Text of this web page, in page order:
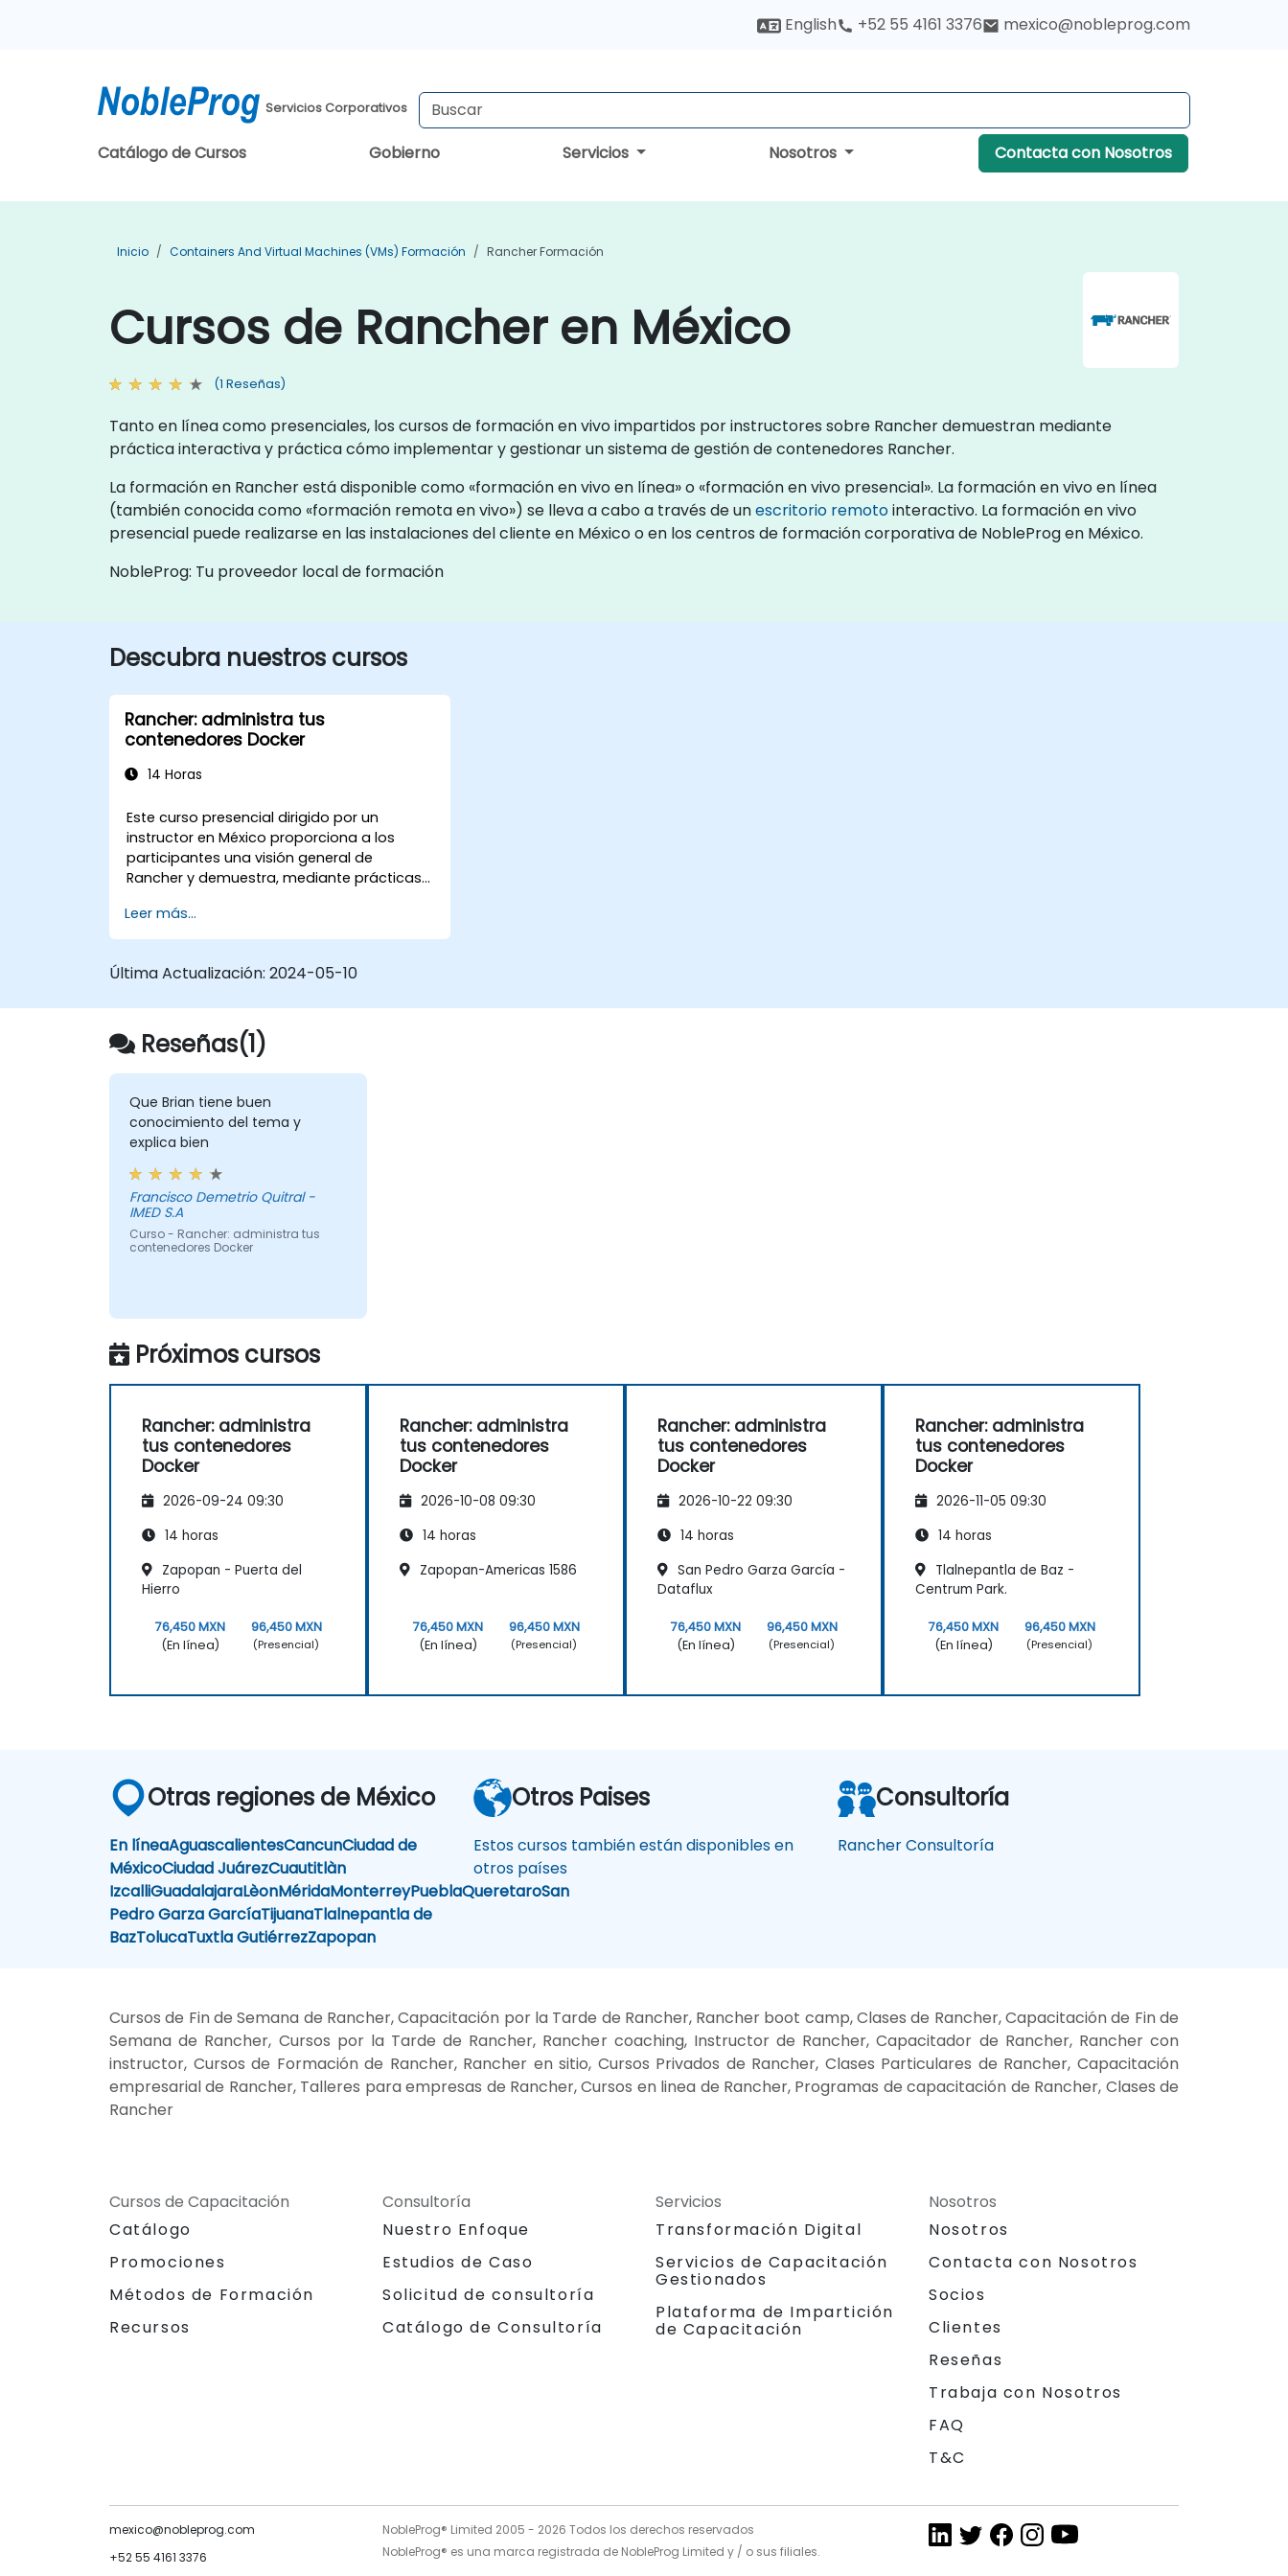
English +52 55 4161 3376 mexico@nobleprog.com
Servicios Corporativos
Catálogo de Cursos Gobierno Servicios Nosotros Contacta con Nosotros
Inicio Containers And Virtual Machines (VMs) Formación Rancher Formación
Cursos de Rancher en México
(1 Reseñas)
Tanto en línea como presenciales, los cursos de formación en vivo impartidos por instructores sobre Rancher demuestran mediante
práctica interactiva y práctica cómo implementar y gestionar un sistema de gestión de contenedores Rancher.
La formación en Rancher está disponible como «formación en vivo en línea» o «formación en vivo presencial». La formación en vivo en línea
(también conocida como «formación remota en vivo») se lleva a cabo a través de unescritorio remotointeractivo. La formación en vivo
presencial puede realizarse en las instalaciones del cliente en México o en los centros de formación corporativa de NobleProg en México.
NobleProg: Tu proveedor local de formación
Descubra nuestros cursos
Rancher: administra tus
contenedores Docker
14 Horas
Este curso presencial dirigido por un
instructor en México proporciona a los
participantes una visión general de
Rancher y demuestra, mediante prácticas
administrar un clúster de Kubernetes con
Rancher.
Leer más...
Última Actualización: 2024-05-10
Reseñas(1)
Que Brian tiene buen
conocimiento del tema y
explica bien
Francisco Demetrio Quitral -
IMED S.A
Curso - Rancher: administra tus
contenedores Docker
Próximos cursos
Rancher: administra
tus contenedores
Docker
2026-09-24 09:30
14 horas
Zapopan - Puerta del
Hierro
76,450 MXN
(En línea)
96,450 MXN
(Presencial)
Rancher: administra
tus contenedores
Docker
2026-10-08 09:30
14 horas
Zapopan-Americas 1586
76,450 MXN
(En línea)
96,450 MXN
(Presencial)
Rancher: administra
tus contenedores
Docker
2026-10-22 09:30
14 horas
San Pedro Garza García -
Dataflux
76,450 MXN
(En línea)
96,450 MXN
(Presencial)
Rancher: administra
tus contenedores
Docker
2026-11-05 09:30
14 horas
Tlalnepantla de Baz -
Centrum Park.
76,450 MXN
(En línea)
96,450 MXN
(Presencial)
Otras regiones de México
En líneaAguascalientesCancunCiudad de
MéxicoCiudad JuárezCuautitlàn
IzcalliGuadalajaraLèonMéridaMonterreyPueblaQueretaroSan
Pedro Garza GarcíaTijuanaTlalnepantla de
BazTolucaTuxtla GutiérrezZapopan
Otros Paises
Estos cursos también están disponibles en
otros países
Consultoría
Rancher Consultoría
Cursos de Fin de Semana de Rancher, Capacitación por la Tarde de Rancher, Rancher boot camp, Clases de Rancher, Capacitación de Fin de
Semana de Rancher, Cursos por la Tarde de Rancher, Rancher coaching, Instructor de Rancher, Capacitador de Rancher, Rancher con
instructor, Cursos de Formación de Rancher, Rancher en sitio, Cursos Privados de Rancher, Clases Particulares de Rancher, Capacitación
empresarial de Rancher, Talleres para empresas de Rancher, Cursos en linea de Rancher, Programas de capacitación de Rancher, Clases de
Rancher
Cursos de Capacitación
Catálogo
Promociones
Métodos de Formación
Recursos
Consultoría
Nuestro Enfoque
Estudios de Caso
Solicitud de consultoría
Catálogo de Consultoría
Servicios
Transformación Digital
Servicios de Capacitación
Gestionados
Plataforma de Impartición
de Capacitación
Nosotros
Nosotros
Contacta con Nosotros
Socios
Clientes
Reseñas
Trabaja con Nosotros
FAQ
T&C
mexico@nobleprog.com
+52 55 4161 3376
NobleProg® Limited 2005 - 2026 Todos los derechos reservados
NobleProg® es una marca registrada de NobleProg Limited y / o sus filiales.